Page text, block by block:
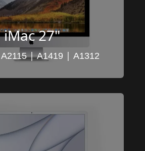
iMac 27"
A2115 | A1419 | A1312